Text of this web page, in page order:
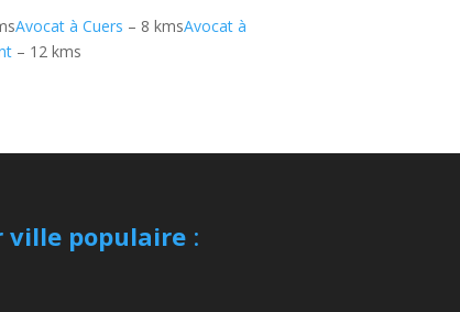
Avocat à Cuers – 8 kmsAvocat à
– 12 kms
ville populaire: